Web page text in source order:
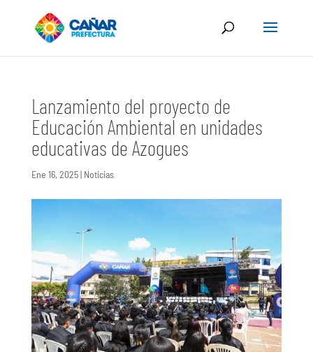
Lanzamiento del proyecto de
Educación Ambiental en unidades
educativas de Azogues
Ene 16, 2025| Noticias